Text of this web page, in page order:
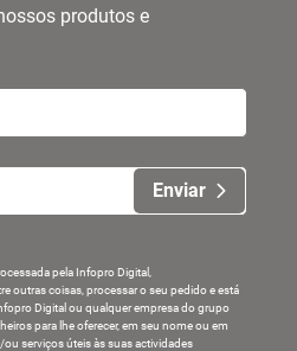
produtos e
Enviar
pela Infopro Digital,
outras coisas, processar o seu pedido e está
Digital ou qualquer empresa do grupo
para lhe oferecer, em seu nome ou em
serviços úteis às suas actividades